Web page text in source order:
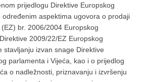
prijedlogu Direktive Europskog
određenim aspektima ugovora o prodaji
br. 2006/2004 Europskog
2009/22/EZ Europskog
stavljanju izvan snage Direktive
parlamenta i Vijeća, kao i o prijedlog
o nadležnosti, priznavanju i izvršenju